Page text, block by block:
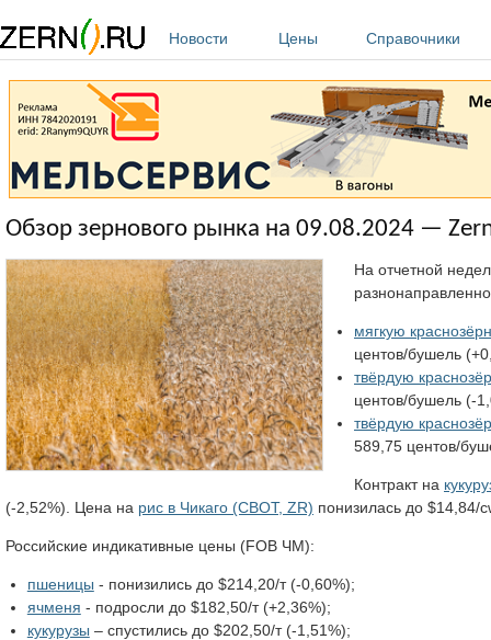
Новости
Цены Справочники
Обзор зернового рынка на 09.08.2024 —
На отчетной
мягкую
центов/бушель
твёрдую
центов/бушель (-
твёрдую
589,75 центов/
Контракт на
(-2,52%). Цена на рис в Чикаго (CBOT, ZR) понизилась до $14,84/
Российские индикативные цены (FOB ЧМ):
пшеницы - понизились до $214,20/т (-0,60%);
ячменя - подросли до $182,50/т (+2,36%);
кукурузы – спустились до $202,50/т (-1,51%);